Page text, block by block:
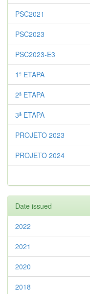
PSC2021
PSC2023
PSC2023-E3
1ª ETAPA
2ª ETAPA
3ª ETAPA
PROJETO 2023
PROJETO 2024
Date issued
2022
2021
2020
2018